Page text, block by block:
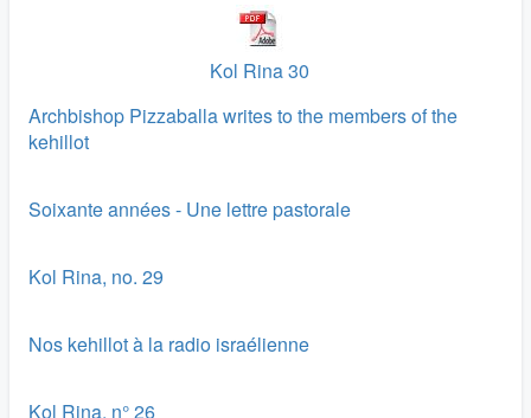
Kol Rina 30
Archbishop Pizzaballa writes to the members of the
kehillot
Soixante années - Une lettre pastorale
Kol Rina, no. 29
Nos kehillot à la radio israélienne
Kol Rina, n° 26